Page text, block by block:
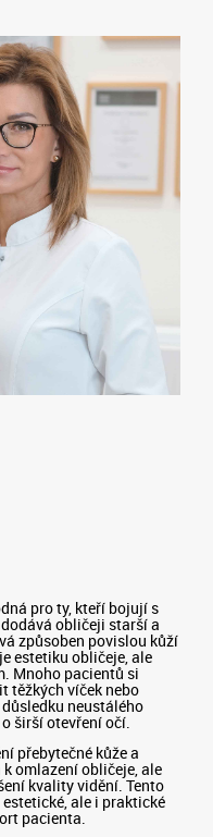
pro ty, kteří bojují s
obličeji starší a
způsoben povislou kůží
estetiku obličeje, ale
Mnoho pacientů si
těžkých víček nebo
neustálého
širší otevření očí.
přebytečné kůže a
omlazení obličeje, ale
kvality vidění. Tento
ale i praktické
pacienta.